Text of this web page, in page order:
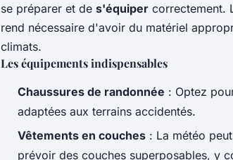
se préparer et de s'équiper correctement.
rend nécessaire d'avoir du matériel
climats.
Les équipements indispensables
Chaussures de randonnée : Optez
adaptées aux terrains accidentés.
Vêtements en couches : La météo
prévoir des couches superposables, y